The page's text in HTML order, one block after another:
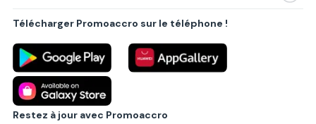
Villes principales
Politique de confidentialité
Règlements
Partenariat B2B
Blog
Contact
Télécharger Promoaccro sur le téléphone !
Restez à jour avec Promoaccro